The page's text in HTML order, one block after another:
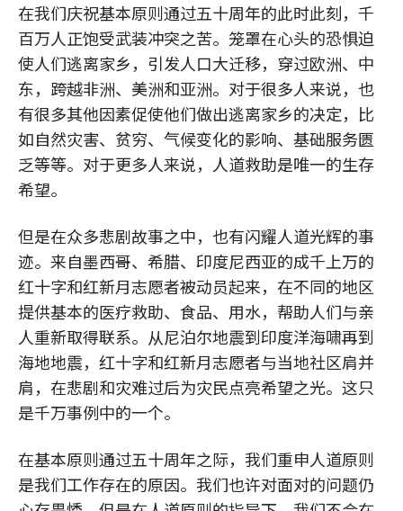
在我们庆祝基本原则通过五十周年的此时此刻，千
百万人正饱受武装冲突之苦。笼罩在心头的恐惧迫
使人们逃离家乡，引发人口大迁移，穿过欧洲、中
东，跨越非洲、美洲和亚洲。对于很多人来说，也
有很多其他因素促使他们做出逃离家乡的决定，比
如自然灾害、贫穷、气候变化的影响、基础服务匮
乏等等。对于更多人来说，人道救助是唯一的生存
希望。
但是在众多悲剧故事之中，也有闪耀人道光辉的事
迹。来自墨西哥、希腊、印度尼西亚的成千上万的
红十字和红新月志愿者被动员起来，在不同的地区
提供基本的医疗救助、食品、用水，帮助人们与亲
人重新取得联系。从尼泊尔地震到印度洋海啸再到
海地地震，红十字和红新月志愿者与当地社区肩并
肩，在悲剧和灾难过后为灾民点亮希望之光。这只
是千万事例中的一个。
在基本原则通过五十周年之际，我们重申人道原则
是我们工作存在的原因。我们也许对面对的问题仍